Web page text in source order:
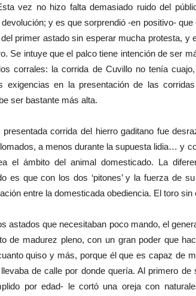
vez no hizo falta demasiado ruido del
y es que sorprendió -en positivo-
primer astado sin esperar mucha protesta, y
Se intuye que el palco tiene intención de ser
corrales: la corrida de Cuvillo no tenía
exigencias en la presentación de las
ser bastante más alta.
corrida del hierro gaditano fue
a menos durante la supuesta lidia… y
el ámbito del animal domesticado. La
es que con los dos ‘pitones’ y la fuerza de
entre la domesticada obediencia. El toro sin
astados que necesitaban poco mando, el
de madurez pleno, con un gran poder que
quiso y más, porque él que es capaz de
de calle por donde quería. Al primero
por edad- le cortó una oreja con